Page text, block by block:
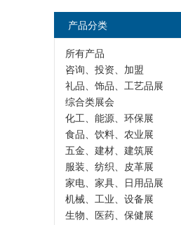
产品分类
所有产品
咨询、投资、加盟
礼品、饰品、工艺品展
综合类展会
化工、能源、环保展
食品、饮料、农业展
五金、建材、建筑展
服装、纺织、皮革展
家电、家具、日用品展
机械、工业、设备展
生物、医药、保健展